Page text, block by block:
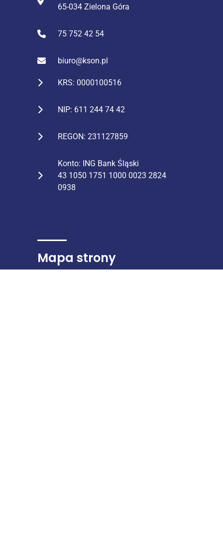
65-034 Zielona Góra
75 752 42 54
biuro@kson.pl
KRS: 0000100516
NIP: 611 244 74 42
REGON: 231127859
Konto: ING Bank Śląski
43 1050 1751 1000 0023 2824
0938
Mapa strony